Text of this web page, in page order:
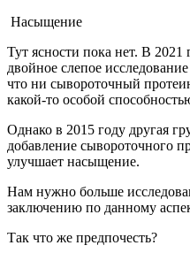
Насыщение
Тут ясности пока нет. В
двойное слепое
что ни сывороточный
какой-то особой
Однако в 2015 году другая
добавление сывороточного
улучшает насыщение.
Нам нужно больше
заключению по данному
Так что же предпочесть?